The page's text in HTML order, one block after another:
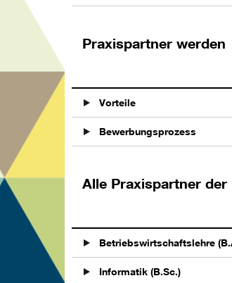
Praxispartner werden
Vorteile
Bewerbungsprozess
Alle Praxispartner
Betriebswirtschaftslehre
Informatik (B.Sc.)